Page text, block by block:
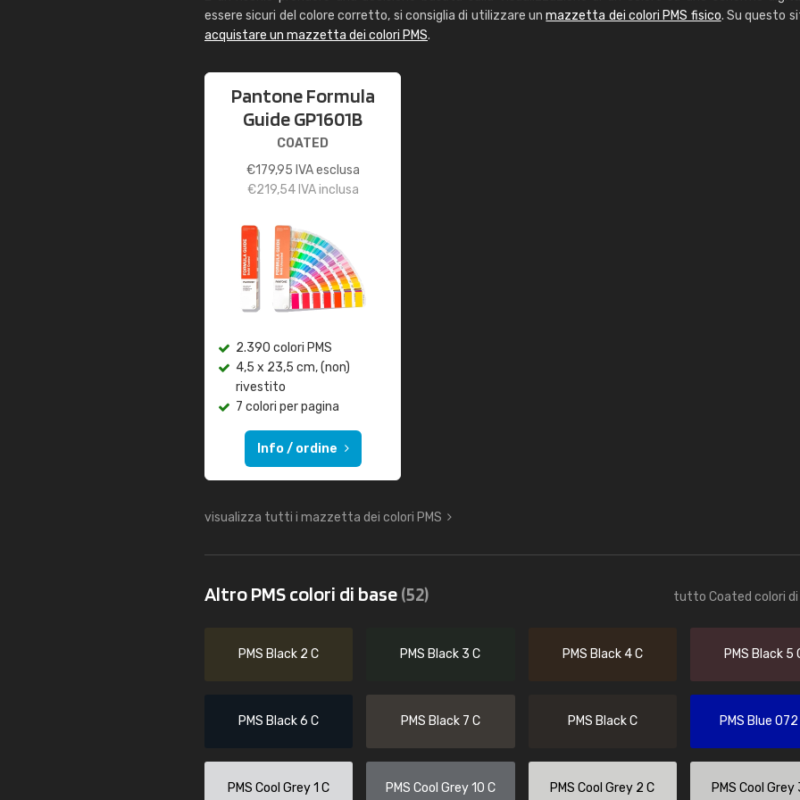
essere sicuri del colore corretto, si consiglia di utilizzare unmazzetta dei colori PMS fisico. Su questo
acquistare un mazzetta dei colori PMS.
Pantone Formula
Guide GP1601B
COATED
€179,95 IVA esclusa
€219,54IVA inclusa
2.390 colori PMS
4,5 x 23,5 cm, (non)
rivestito
7 colori per pagina
Info / ordine
visualizza tutti i mazzetta dei colori PMS
Altro PMS colori di base(52) tutto Coated colori di
PMS Black 2 C PMS Black 3 C PMS Black 4 C PMS Black 5
PMS Black 6 C PMS Black 7 C PMS Black C PMS Blue 072
PMS Cool Grey 1 C PMS Cool Grey 10 C PMS Cool Grey 2 C PMS Cool Grey